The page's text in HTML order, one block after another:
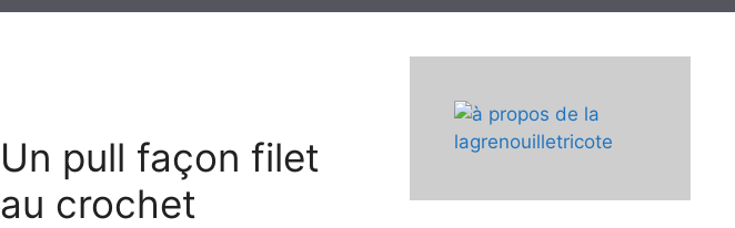
Un pull façon filet
au crochet